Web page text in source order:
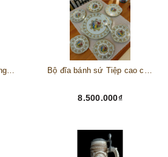
Tranh sơn mài hoa hướng dương châu Âu Bộ đĩa bánh sứ Tiệp cao cấp – Biểu tượng tinh tế cho bàn tiệc thượng lưu
8.500.000₫